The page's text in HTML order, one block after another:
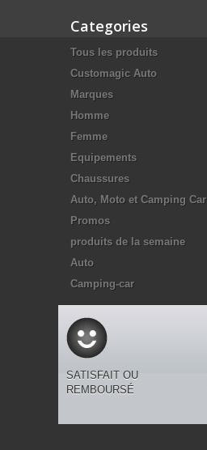
Categories
Tous les produits
Customagic Auto
Marques
Homme
Femme
Equipements
Chaussures
Auto, Moto et Camping Car
Promos
produits de la semaine
Auto
Camping-car
SATISFAIT OU
REMBOURSÉ